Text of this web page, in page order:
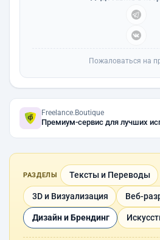
Пожаловаться на
Freelance.Boutique
Премиум-сервис для лучших
РАЗДЕЛЫ Тексты и Переводы
3D и Визуализация Веб-
Дизайн и Брендинг